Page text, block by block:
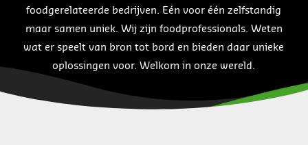
foodgerelateerde bedrijven. Eén voor één zelfstandig
maar samen uniek. Wij zijn foodprofessionals. Weten
wat er speelt van bron tot bord en bieden daar unieke
oplossingen voor. Welkom in onze wereld.